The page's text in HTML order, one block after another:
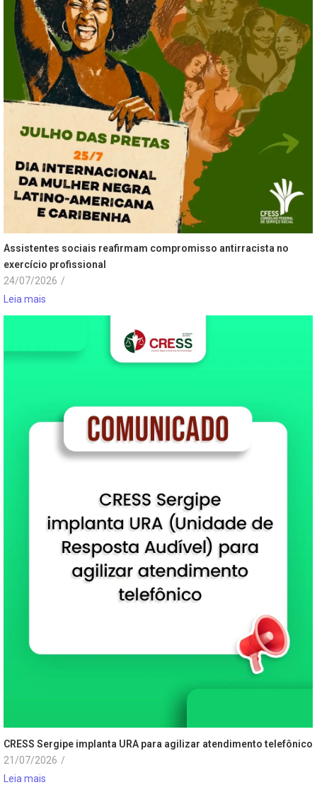
Assistentes sociais reafirmam compromisso antirracista no
exercício profissional
24/07/2026 /
Leia mais
CRESS Sergipe implanta URA para agilizar atendimento telefônico
21/07/2026 /
Leia mais